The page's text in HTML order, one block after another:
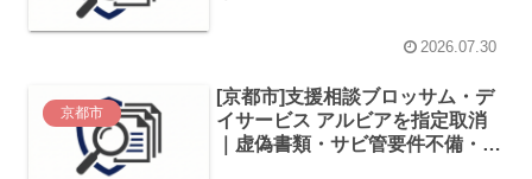
2026.07.30
京都市
[京都市]支援相談ブロッサム・デ
イサービス アルビアを指定取消
｜虚偽書類・サビ管要件不備・約